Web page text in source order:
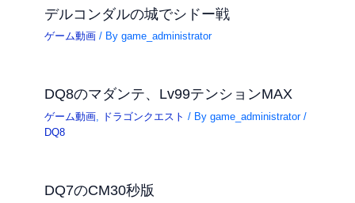
デルコンダルの城でシドー戦
ゲーム動画 / Bygame_administrator
DQ8のマダンテ、Lv99テンションMAX
ゲーム動画 ドラゴンクエスト / Bygame_administrator/
DQ8
DQ7のCM30秒版